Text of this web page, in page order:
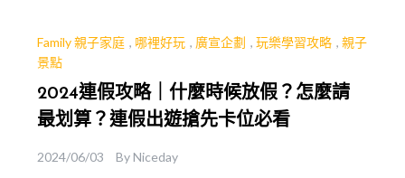
Family 親子家庭 , 哪裡好玩 , 廣宣企劃 ,玩樂學習攻略 ,親子
景點
2024連假攻略｜什麼時候放假？怎麼請
最划算？連假出遊搶先卡位必看
2024/06/03 ByNiceday